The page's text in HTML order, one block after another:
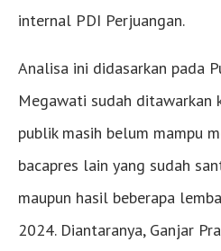
internal PDI Perjuangan.
Analisa ini didasarkan pada
Megawati sudah ditawarkan
publik masih belum mampu
bacapres lain yang sudah
maupun hasil beberapa
2024. Diantaranya, Ganjar